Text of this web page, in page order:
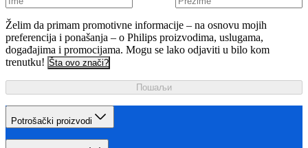
Želim da primam promotivne informacije – na osnovu mojih
preferencija i ponašanja – o Philips proizvodima, uslugama,
događajima i promocijama. Mogu se lako odjaviti u bilo kom
trenutku! Šta ovo znači?
Пошаљи
Potrošački proizvodi